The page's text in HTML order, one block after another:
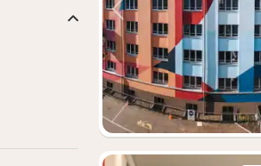
Vorheriges Bild